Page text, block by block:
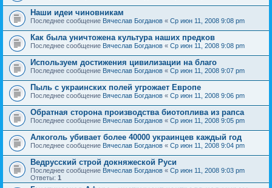
Наши идеи чиновникам
Последнее сообщение Вячеслав Богданов « Ср июн 11, 2008 9:08 pm
Как была уничтожена культура наших предков
Последнее сообщение Вячеслав Богданов « Ср июн 11, 2008 9:08 pm
Используем достижения цивилизации на благо
Последнее сообщение Вячеслав Богданов « Ср июн 11, 2008 9:07 pm
Пыль с украинских полей угрожает Европе
Последнее сообщение Вячеслав Богданов « Ср июн 11, 2008 9:06 pm
Обратная сторона производства биотоплива из рапса
Последнее сообщение Вячеслав Богданов « Ср июн 11, 2008 9:05 pm
Алкоголь убивает более 40000 украинцев каждый год
Последнее сообщение Вячеслав Богданов « Ср июн 11, 2008 9:04 pm
Ведрусский строй докняжеской Руси
Последнее сообщение Вячеслав Богданов « Ср июн 11, 2008 9:03 pm
Ответы: 1